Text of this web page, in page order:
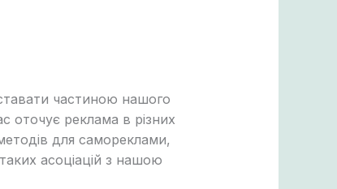
частиною нашого
оточує реклама в різних
для самореклами,
асоціацій з нашою